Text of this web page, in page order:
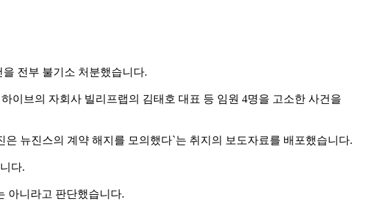
전부 불기소 처분했습니다.
이브의 자회사 빌리프랩의 김태호 대표 등 임원 4명을 고소한 사건을
뉴진스의 계약 해지를 모의했다`는 취지의 보도자료를 배포했습니다.
다.
아니라고 판단했습니다.